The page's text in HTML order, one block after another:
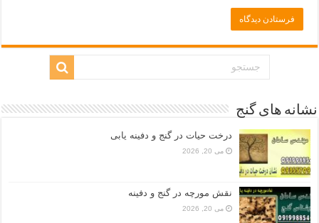
نشانه های گنج
درخت حیات در گنج و دفینه یابی
می 20, 2026
نقش مورچه در گنج و دفینه
می 20, 2026